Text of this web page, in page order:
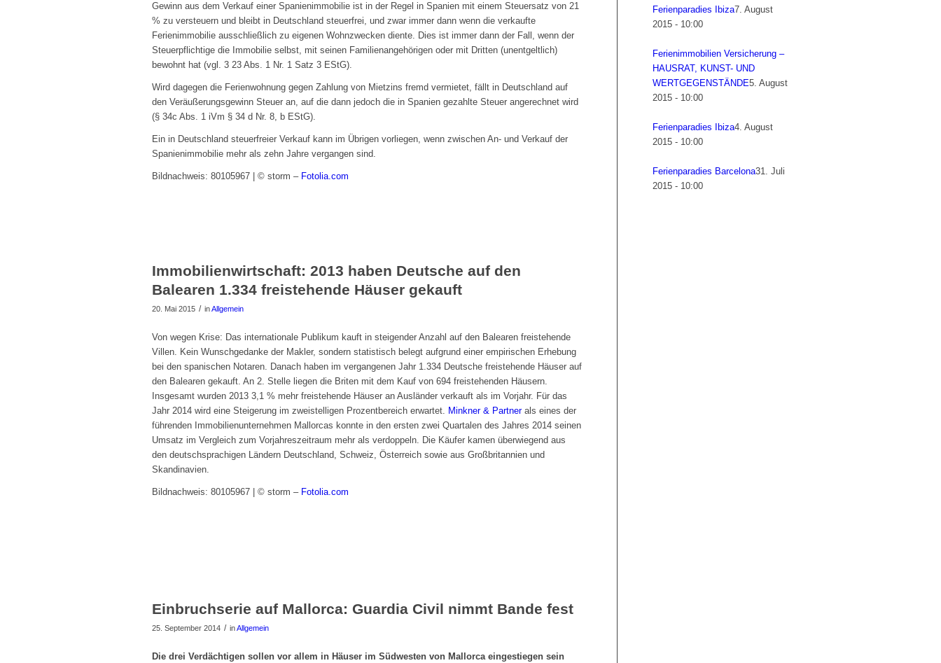
Gewinn aus dem Verkauf einer Spanienimmobilie ist in der Regel in Spanien mit einem Steuersatz von 21
% zu versteuern und bleibt in Deutschland steuerfrei, und zwar immer dann wenn die verkaufte
Ferienimmobilie ausschließlich zu eigenen Wohnzwecken diente. Dies ist immer dann der Fall, wenn der
Steuerpflichtige die Immobilie selbst, mit seinen Familienangehörigen oder mit Dritten (unentgeltlich)
bewohnt hat (vgl. 3 23 Abs. 1 Nr. 1 Satz 3 EStG).
Wird dagegen die Ferienwohnung gegen Zahlung von Mietzins fremd vermietet, fällt in Deutschland auf
den Veräußerungsgewinn Steuer an, auf die dann jedoch die in Spanien gezahlte Steuer angerechnet wird
(§ 34c Abs. 1 iVm § 34 d Nr. 8, b EStG).
Ein in Deutschland steuerfreier Verkauf kann im Übrigen vorliegen, wenn zwischen An- und Verkauf der
Spanienimmobilie mehr als zehn Jahre vergangen sind.
Bildnachweis: 80105967 | © storm – Fotolia.com
Immobilienwirtschaft: 2013 haben Deutsche auf den
Balearen 1.334 freistehende Häuser gekauft
20. Mai 2015 / inAllgemein
Von wegen Krise: Das internationale Publikum kauft in steigender Anzahl auf den Balearen freistehende
Villen. Kein Wunschgedanke der Makler, sondern statistisch belegt aufgrund einer empirischen Erhebung
bei den spanischen Notaren. Danach haben im vergangenen Jahr 1.334 Deutsche freistehende Häuser auf
den Balearen gekauft. An 2. Stelle liegen die Briten mit dem Kauf von 694 freistehenden Häusern.
Insgesamt wurden 2013 3,1 % mehr freistehende Häuser an Ausländer verkauft als im Vorjahr. Für das
Jahr 2014 wird eine Steigerung im zweistelligen Prozentbereich erwartet. Minkner & Partnerals eines der
führenden Immobilienunternehmen Mallorcas konnte in den ersten zwei Quartalen des Jahres 2014 seinen
Umsatz im Vergleich zum Vorjahreszeitraum mehr als verdoppeln. Die Käufer kamen überwiegend aus
den deutschsprachigen Ländern Deutschland, Schweiz, Österreich sowie aus Großbritannien und
Skandinavien.
Bildnachweis: 80105967 | © storm – Fotolia.com
Einbruchserie auf Mallorca: Guardia Civil nimmt Bande fest
25. September 2014 / inAllgemein
Die drei Verdächtigen sollen vor allem in Häuser im Südwesten von Mallorca eingestiegen sein
Ferienparadies Ibiza7. August
2015 - 10:00
Ferienimmobilien Versicherung –
HAUSRAT, KUNST- UND
WERTGEGENSTÄNDE5. August
2015 - 10:00
Ferienparadies Ibiza4. August
2015 - 10:00
Ferienparadies Barcelona31. Juli
2015 - 10:00